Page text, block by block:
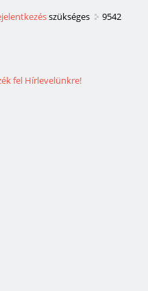
szükséges
9542
fel Hírlevelünkre!